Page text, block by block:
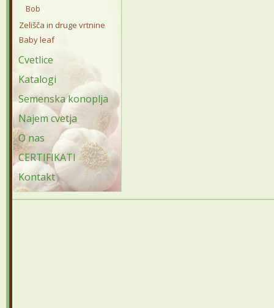
Bob
Zelišča in druge vrtnine
Baby leaf
Cvetlice
Katalogi
Semenska konoplja
Najem cvetja
O nas
CERTIFIKATI
Kontakt